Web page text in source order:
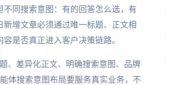
同搜索意图：有的回答怎么选，有
增文章必须通过唯一标题、正文相
是否真正进入客户决策链路。
、差异化正文、明确搜索意图、品牌
体搜索意图布局要服务真实业务，不